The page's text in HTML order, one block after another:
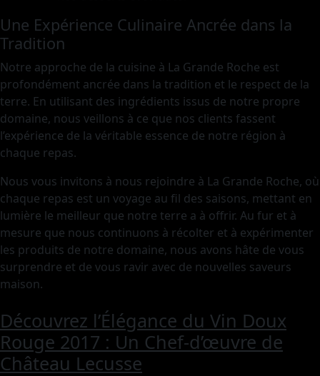
Une Expérience Culinaire Ancrée dans la
Tradition
Notre approche de la cuisine à La Grande Roche est
profondément ancrée dans la tradition et le respect de la
terre. En utilisant des ingrédients issus de notre propre
domaine, nous veillons à ce que nos clients fassent
l’expérience de la véritable essence de notre région à
chaque repas.
Nous vous invitons à nous rejoindre à La Grande Roche, où
chaque repas est un voyage au fil des saisons, mettant en
lumière le meilleur que notre terre a à offrir. Au fur et à
mesure que nous continuons à récolter et à expérimenter
les produits de notre domaine, nous avons hâte de vous
surprendre et de vous ravir avec de nouvelles saveurs
maison.
Découvrez l’Élégance du Vin Doux
Rouge 2017 : Un Chef-d’œuvre de
Château Lecusse